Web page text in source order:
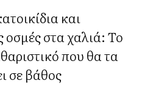
και
οσμές στα χαλιά: Το
που θα τα
σε βάθος